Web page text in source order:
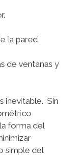
la pared
de ventanas y
inevitable. Sin
forma del
simple del